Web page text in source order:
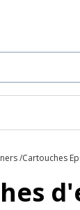
Cartouches